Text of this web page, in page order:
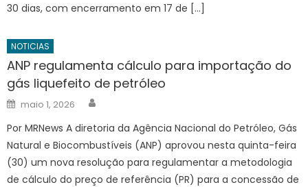
30 dias, com encerramento em 17 de […]
NOTICIAS
ANP regulamenta cálculo para importação do
gás liquefeito de petróleo
Posted
on
maio 1, 2026
Por MRNews A diretoria da Agência Nacional do Petróleo, Gás
Natural e Biocombustíveis (ANP) aprovou nesta quinta-feira
(30) um nova resolução para regulamentar a metodologia
de cálculo do preço de referência (PR) para a concessão de